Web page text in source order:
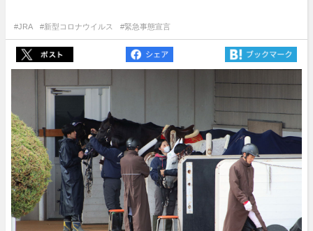
#JRA #新型コロナウイルス #緊急事態宣言